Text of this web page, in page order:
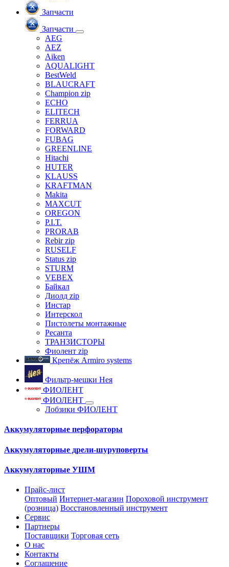
Запчасти
Запчасти
AEG
AEZ
Aiken
AQUALIGHT
BestWeld
BLAUCRAFT
Champion zip
ECHO
ELITECH
FERRUA
FORWARD
FUBAG
GREENLINE
Hitachi
HUTER
KLAUSS
KRAFTMAN
Makita
MAXCUT
OREGON
P.I.T.
PRORAB
Rebir zip
RUSELF
Status zip
STURM
VEBEX
Байкал
Диолд zip
Инстар
Интерскол
Пистолеты монтажные
Ресанта
ТРАНЗИСТОРЫ
Фиолент zip
Крепёж Armiro systems
Фильтр-мешки Нея
ФИОЛЕНТ
ФИОЛЕНТ
Лобзики ФИОЛЕНТ
Аккумуляторные перфораторы
Аккумуляторные дрели-шуруповерты
Аккумуляторные УШМ
Прайс-лист
Оптовый Интернет-магазин Пороховой инструмент
(розница) Восстановленный инструмент
Сервис
Партнеры
Поставщики Торговая сеть
О нас
Контакты
Соглашение